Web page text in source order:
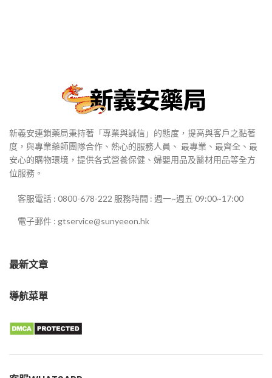
新義安連鎖藥局秉持著「專業與誠信」的態度，提高與客戶之黏著
度，與專業藥師團隊合作、熱心的服務人員、 最專業、最齊全、最
安心的購物環境，提供各式營養保健、婦嬰用品及醫材用品等全方
位服務。
客服電話 : 0800-678-222 服務時間 : 週一~週五 09:00~17:00
電子郵件 : gtservice@sunyeeon.hk
最新文章
導航菜單